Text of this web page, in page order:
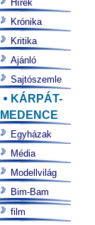
Hírek
Krónika
Kritika
Ajánló
Sajtószemle
KÁRPÁT-
MEDENCE
Egyházak
Média
Modellvilág
Bim-Bam
film